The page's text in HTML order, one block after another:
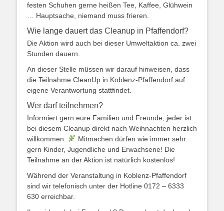
festen Schuhen gerne heißen Tee, Kaffee, Glühwein
… Hauptsache, niemand muss frieren.
Wie lange dauert das Cleanup in Pfaffendorf?
Die Aktion wird auch bei dieser Umweltaktion ca. zwei
Stunden dauern.
An dieser Stelle müssen wir darauf hinweisen, dass
die Teilnahme CleanUp in Koblenz-Pfaffendorf auf
eigene Verantwortung stattfindet.
Wer darf teilnehmen?
Informiert gern eure Familien und Freunde, jeder ist
bei diesem Cleanup direkt nach Weihnachten herzlich
willkommen.
Mitmachen dürfen wie immer sehr
gern Kinder, Jugendliche und Erwachsene! Die
Teilnahme an der Aktion ist natürlich kostenlos!
Während der Veranstaltung in Koblenz-Pfaffendorf
sind wir telefonisch unter der Hotline 0172 – 6333
630 erreichbar.